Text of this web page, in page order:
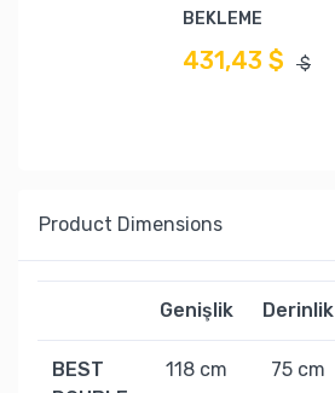
BEKLEME
431,43 $ $
Product Dimensions
Genişlik Derinlik
BEST
118 cm 75 cm